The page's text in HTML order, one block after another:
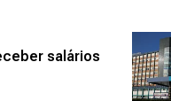
salários